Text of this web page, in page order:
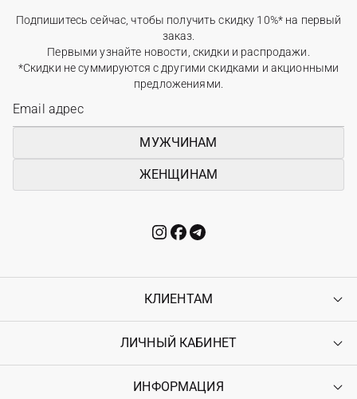
Подпишитесь сейчас, чтобы получить скидку 10%* на первый
заказ.
Первыми узнайте новости, скидки и распродажи.
*Скидки не суммируются с другими скидками и акционными
предложениями.
МУЖЧИНАМ
ЖЕНЩИНАМ
КЛИЕНТАМ
Контакты
Возврат
ЛИЧНЫЙ КАБИНЕТ
Войти
ИНФОРМАЦИЯ